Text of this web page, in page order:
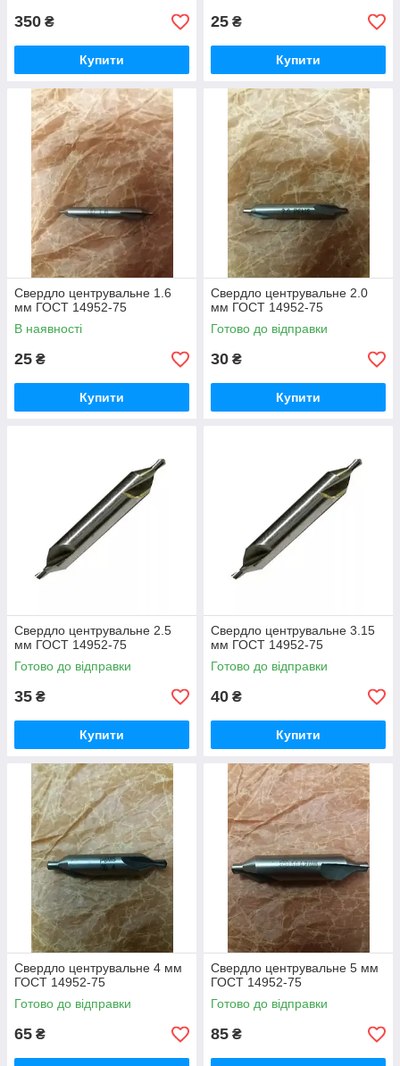
350 ₴
Купити
25 ₴
Купити
Свердло центрувальне 1.6
мм ГОСТ 14952-75
В наявності
25 ₴
Купити
Свердло центрувальне 2.0
мм ГОСТ 14952-75
Готово до відправки
30 ₴
Купити
Свердло центрувальне 2.5
мм ГОСТ 14952-75
Готово до відправки
35 ₴
Купити
Свердло центрувальне 3.15
мм ГОСТ 14952-75
Готово до відправки
40 ₴
Купити
Свердло центрувальне 4 мм
ГОСТ 14952-75
Готово до відправки
65 ₴
Свердло центрувальне 5 мм
ГОСТ 14952-75
Готово до відправки
85 ₴